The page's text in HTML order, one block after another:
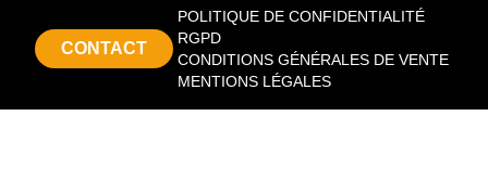
CONTACT
POLITIQUE DE CONFIDENTIALITÉ
RGPD
CONDITIONS GÉNÉRALES DE VENTE
MENTIONS LÉGALES